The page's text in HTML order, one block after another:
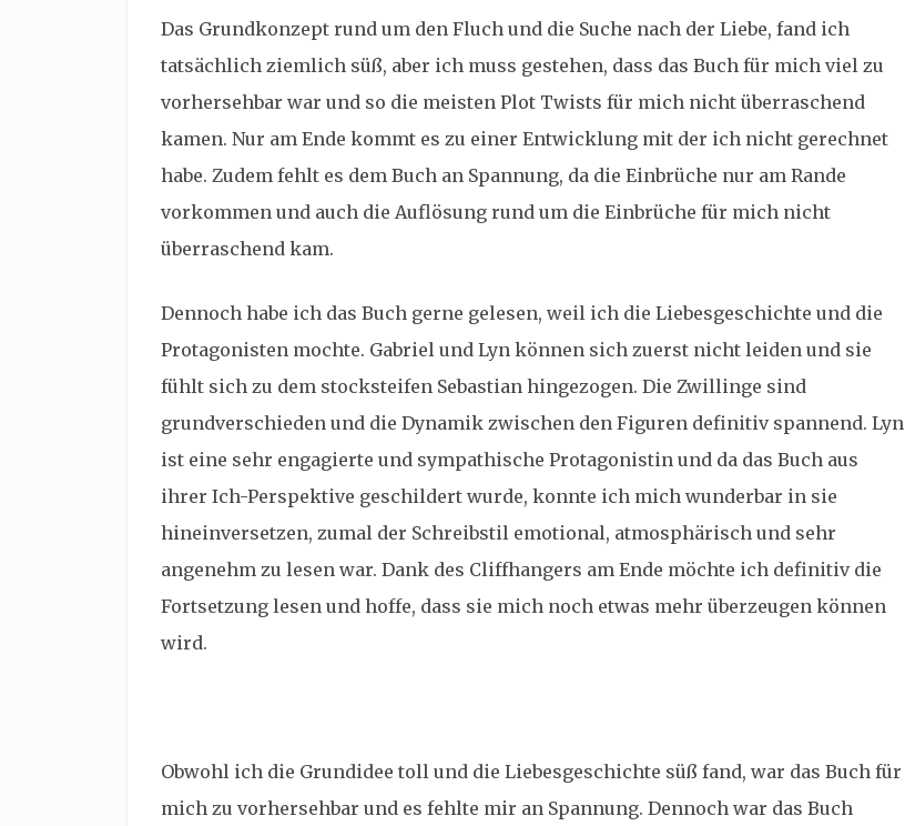
Das Grundkonzept rund um den Fluch und die Suche nach der Liebe, fand ich
tatsächlich ziemlich süß, aber ich muss gestehen, dass das Buch für mich viel zu
vorhersehbar war und so die meisten Plot Twists für mich nicht überraschend
kamen. Nur am Ende kommt es zu einer Entwicklung mit der ich nicht gerechnet
habe. Zudem fehlt es dem Buch an Spannung, da die Einbrüche nur am Rande
vorkommen und auch die Auflösung rund um die Einbrüche für mich nicht
überraschend kam.
Dennoch habe ich das Buch gerne gelesen, weil ich die Liebesgeschichte und die
Protagonisten mochte. Gabriel und Lyn können sich zuerst nicht leiden und sie
fühlt sich zu dem stocksteifen Sebastian hingezogen. Die Zwillinge sind
grundverschieden und die Dynamik zwischen den Figuren definitiv spannend. Lyn
ist eine sehr engagierte und sympathische Protagonistin und da das Buch aus
ihrer Ich-Perspektive geschildert wurde, konnte ich mich wunderbar in sie
hineinversetzen, zumal der Schreibstil emotional, atmosphärisch und sehr
angenehm zu lesen war. Dank des Cliffhangers am Ende möchte ich definitiv die
Fortsetzung lesen und hoffe, dass sie mich noch etwas mehr überzeugen können
wird.
Obwohl ich die Grundidee toll und die Liebesgeschichte süß fand, war das Buch für
mich zu vorhersehbar und es fehlte mir an Spannung. Dennoch war das Buch